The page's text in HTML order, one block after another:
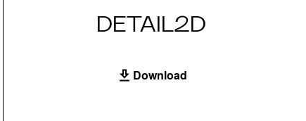
DETAIL2D
Download